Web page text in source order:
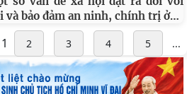
bảo đảm an ninh, chính trị ở…
1 2 3 4 5 ...